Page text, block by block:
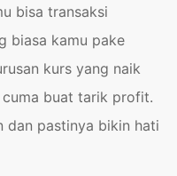
bisa transaksi
biasa kamu pake
kurs yang naik
buat tarik profit.
dan pastinya bikin hati